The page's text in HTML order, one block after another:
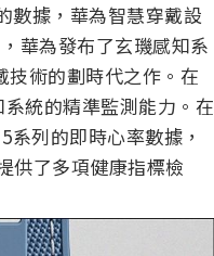
數據，華為智慧穿戴設
華為發布了玄璣感知系
術的劃時代之作。在
統的精準監測能力。在
列的即時心率數據，
供了多項健康指標檢